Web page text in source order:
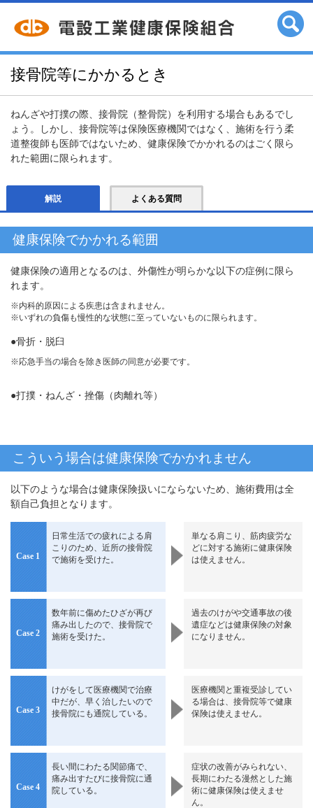
接骨院等にかかるとき
ねんざや打撲の際、接骨院（整骨院）を利用する場合もあるでし
ょう。しかし、接骨院等は保険医療機関ではなく、施術を行う柔
道整復師も医師ではないため、健康保険でかかれるのはごく限ら
れた範囲に限られます。
解説 よくある質問
健康保険でかかれる範囲
健康保険の適用となるのは、外傷性が明らかな以下の症例に限ら
れます。
※内科的原因による疾患は含まれません。
※いずれの負傷も慢性的な状態に至っていないものに限られます。
●骨折・脱臼
※応急手当の場合を除き医師の同意が必要です。
●打撲・ねんざ・挫傷（肉離れ等）
こういう場合は健康保険でかかれません
以下のような場合は健康保険扱いにならないため、施術費用は全
額自己負担となります。
Case 1
日常生活での疲れによる肩
こりのため、近所の接骨院
で施術を受けた。
単なる肩こり、筋肉疲労な
どに対する施術に健康保険
は使えません。
Case 2
数年前に傷めたひざが再び
痛み出したので、接骨院で
施術を受けた。
過去のけがや交通事故の後
遺症などは健康保険の対象
になりません。
Case 3
けがをして医療機関で治療
中だが、早く治したいので
接骨院にも通院している。
医療機関と重複受診してい
る場合は、接骨院等で健康
保険は使えません。
Case 4
長い間にわたる関節痛で、
痛み出すたびに接骨院に通
院している。
症状の改善がみられない、
長期にわたる漫然とした施
術に健康保険は使えませ
ん。